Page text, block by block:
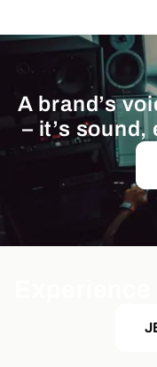
A brand’s
– it’s